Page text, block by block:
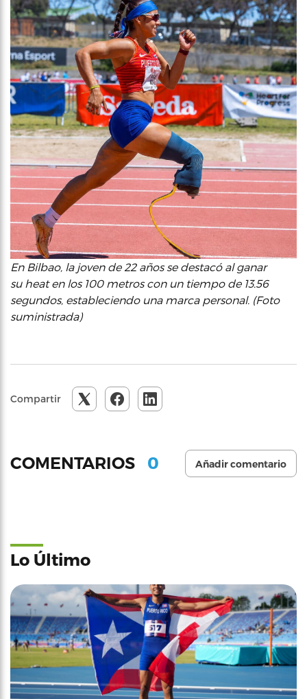
En Bilbao, la joven de 22 años se destacó al ganar
su heat en los 100 metros con un tiempo de 13.56
segundos, estableciendo una marca personal. (Foto
suministrada)
Compartir
COMENTARIOS 0 Añadir comentario
Lo Último